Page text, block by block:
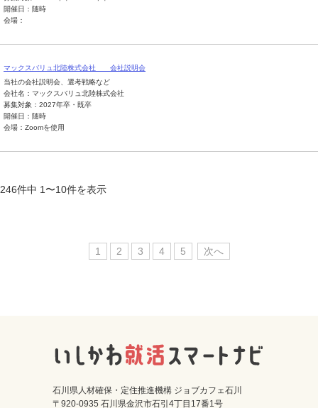
開催日：随時
会場：
マックスバリュ北陸株式会社 会社説明会
当社の会社説明会、選考戦略など
会社名：マックスバリュ北陸株式会社
募集対象：2027年卒・既卒
開催日：随時
会場：Zoomを使用
246件中 1〜10件を表示
1 2 3 4 5 次へ
石川県人材確保・定住推進機構 ジョブカフェ石川
〒920-0935 石川県金沢市石引4丁目17番1号